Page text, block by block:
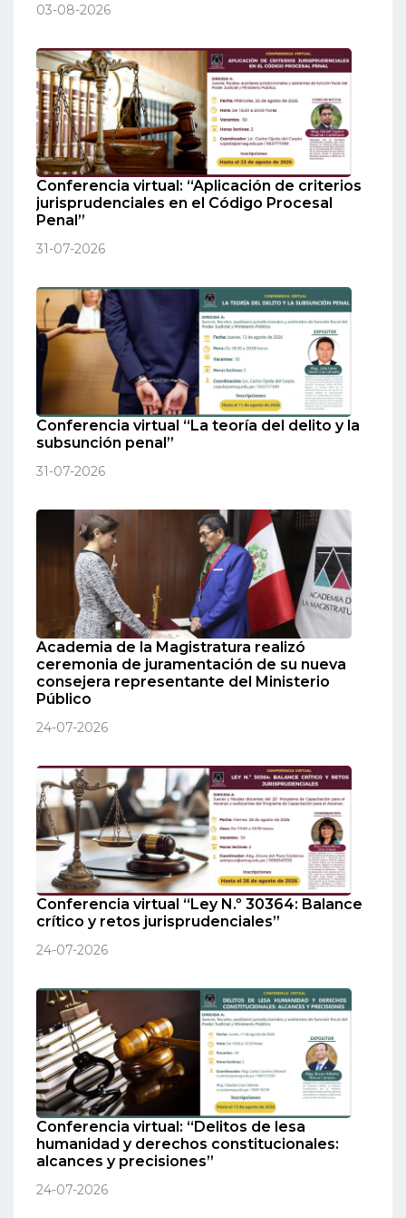
03-08-2026
Conferencia virtual: “Aplicación de criterios
jurisprudenciales en el Código Procesal
Penal”
31-07-2026
Conferencia virtual “La teoría del delito y la
subsunción penal”
31-07-2026
Academia de la Magistratura realizó
ceremonia de juramentación de su nueva
consejera representante del Ministerio
Público
24-07-2026
Conferencia virtual “Ley N.º 30364: Balance
crítico y retos jurisprudenciales”
24-07-2026
Conferencia virtual: “Delitos de lesa
humanidad y derechos constitucionales:
alcances y precisiones”
24-07-2026